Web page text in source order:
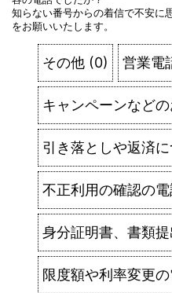
知らない番号からの着信で不安に
をお願いいたします。
その他 (0) 営業電
キャンペーンなど
引き落としや返済
不正利用の確認の
身分証明書、書類
限度額や利率変更